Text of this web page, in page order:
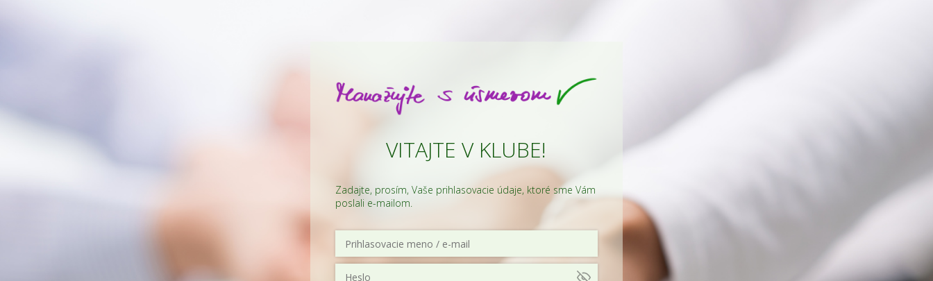
VITAJTE V KLUBE!
Zadajte, prosím, Vaše prihlasovacie údaje, ktoré sme Vám
poslali e-mailom.